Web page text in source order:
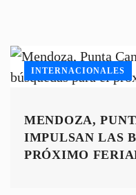
INTERNACIONALES
MENDOZA,
IMPULSAN LAS
PRÓXIMO